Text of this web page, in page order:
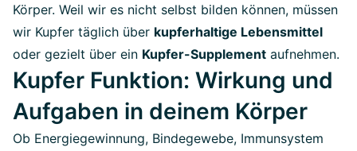
Körper. Weil wir es nicht selbst bilden können, müssen
wir Kupfer täglich über kupferhaltige Lebensmittel
oder gezielt über ein Kupfer-Supplement aufnehmen.
Kupfer Funktion: Wirkung und
Aufgaben in deinem Körper
Ob Energiegewinnung, Bindegewebe, Immunsystem